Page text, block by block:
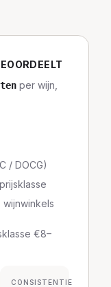
per wijn,
/ DOCG)
€8–
CONSISTENTIE